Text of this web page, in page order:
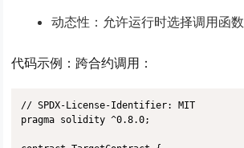
动态性 ：允许运行时选择调用函数
代码示例：跨合约调用 ：
// SPDX-License-Identifier: MIT
pragma solidity ^0.8.0;